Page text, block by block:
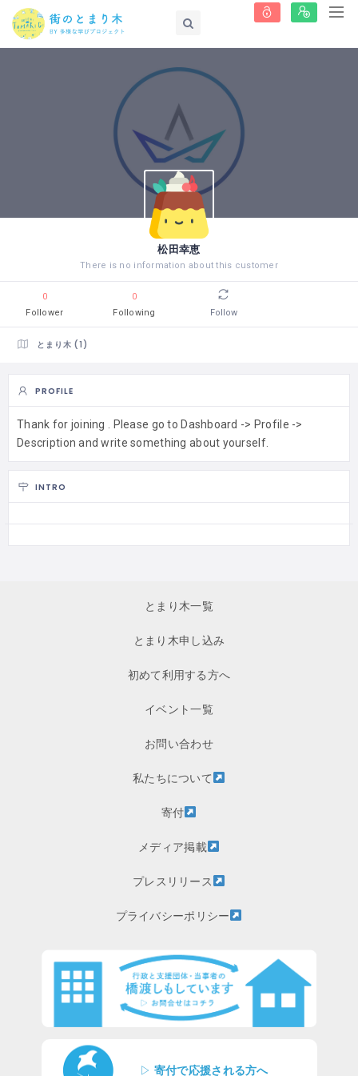
松田幸恵
There is no information about this customer
0
Follower
0
Following
Follow
とまり木 (1)
PROFILE
Thank for joining . Please go to Dashboard -> Profile ->
Description and write something about yourself.
INTRO
とまり木一覧
とまり木申し込み
初めて利用する方へ
イベント一覧
お問い合わせ
私たちについて
寄付
メディア掲載
プレスリリース
プライバシーポリシー
▷ 寄付で応援される方へ